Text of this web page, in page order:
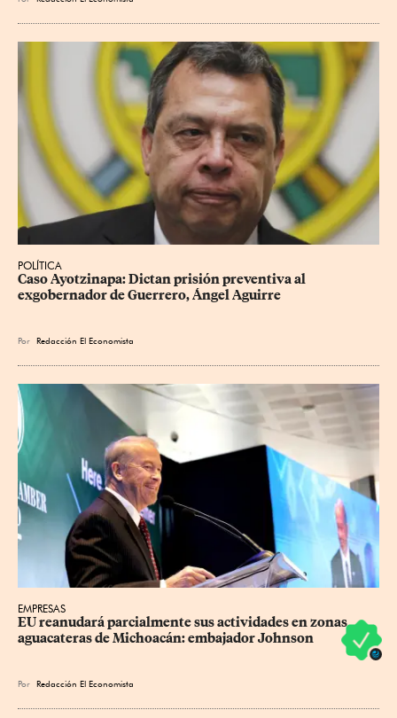
POLÍTICA
Caso Ayotzinapa: Dictan prisión preventiva al
exgobernador de Guerrero, Ángel Aguirre
Por Redacción El Economista
EMPRESAS
EU reanudará parcialmente sus actividades en zonas
aguacateras de Michoacán: embajador Johnson
Por Redacción El Economista